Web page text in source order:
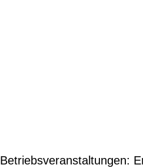
Betriebsveranstaltungen: